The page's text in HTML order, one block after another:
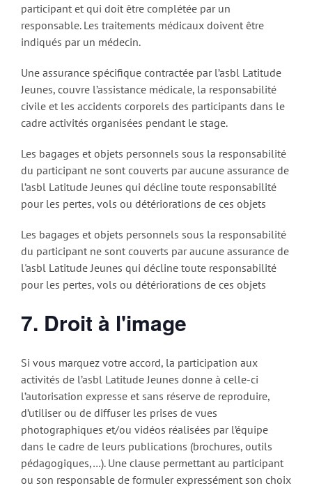
participant et qui doit être complétée par un
responsable. Les traitements médicaux doivent être
indiqués par un médecin.
Une assurance spécifique contractée par l’asbl Latitude
Jeunes, couvre l’assistance médicale, la responsabilité
civile et les accidents corporels des participants dans le
cadre activités organisées pendant le stage.
Les bagages et objets personnels sous la responsabilité
du participant ne sont couverts par aucune assurance de
l’asbl Latitude Jeunes qui décline toute responsabilité
pour les pertes, vols ou détériorations de ces objets
Les bagages et objets personnels sous la responsabilité
du participant ne sont couverts par aucune assurance de
l'asbl Latitude Jeunes qui décline toute responsabilité
pour les pertes, vols ou détériorations de ces objets
7. Droit à l'image
Si vous marquez votre accord, la participation aux
activités de l’asbl Latitude Jeunes donne à celle-ci
l’autorisation expresse et sans réserve de reproduire,
d’utiliser ou de diffuser les prises de vues
photographiques et/ou vidéos réalisées par l’équipe
dans le cadre de leurs publications (brochures, outils
pédagogiques,…). Une clause permettant au participant
ou son responsable de formuler expressément son choix